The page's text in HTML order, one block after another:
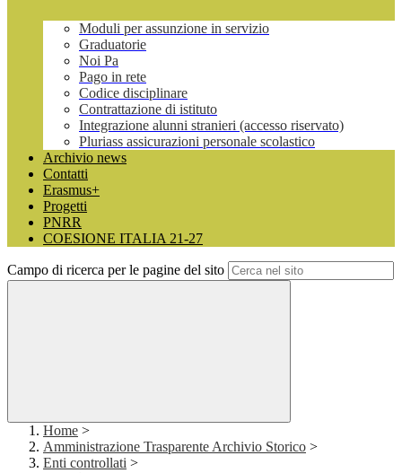
Moduli per assunzione in servizio
Graduatorie
Noi Pa
Pago in rete
Codice disciplinare
Contrattazione di istituto
Integrazione alunni stranieri (accesso riservato)
Pluriass assicurazioni personale scolastico
Archivio news
Contatti
Erasmus+
Progetti
PNRR
COESIONE ITALIA 21-27
Campo di ricerca per le pagine del sito
Home >
Amministrazione Trasparente Archivio Storico >
Enti controllati >